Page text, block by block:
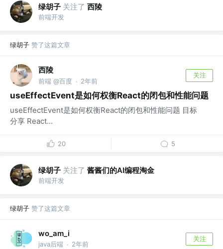
绿胡子 关注了 西陵
前端开发
绿胡子 赞了这篇文章
西陵
前端 @百度 · 2年前
关注
useEffectEvent是如何权衡React的闭包和性能问题
useEffectEvent是如何权衡React的闭包和性能问题 目标
分享 React...
20 5
绿胡子 关注了 酱酱们的AI编程淘金
前端开发
绿胡子 赞了这篇文章
wo_am_i
java后端 · 2年前
关注